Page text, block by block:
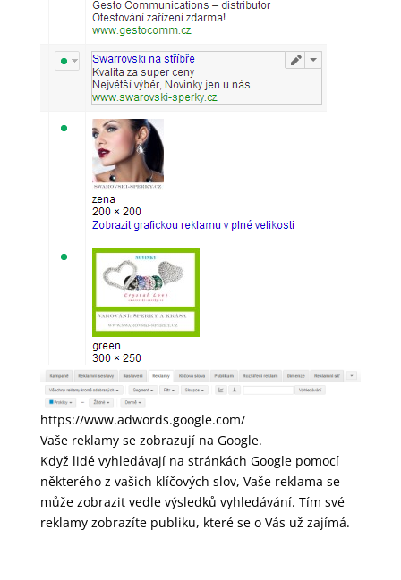
https://www.adwords.google.com/
Vaše reklamy se zobrazují na Google.
Když lidé vyhledávají na stránkách Google pomocí
některého z vašich klíčových slov, Vaše reklama se
může zobrazit vedle výsledků vyhledávání. Tím své
reklamy zobrazíte publiku, které se o Vás už zajímá.